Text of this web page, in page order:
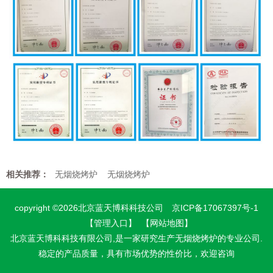
相关推荐： 无烟烧烤炉 无烟烧烤炉
copyright ©2026北京蓝天博科科技公司 京ICP备17067397号-1
【管理入口】
【网站地图】
北京蓝天博科科技有限公司,是一家研究生产无烟烧烤炉的专业公司.
稳定的产品质量，具有市场优势的性价比，欢迎咨询